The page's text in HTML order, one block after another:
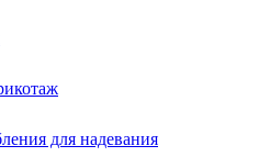
для надевания